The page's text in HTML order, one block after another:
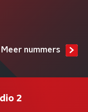
Meer nummers
2